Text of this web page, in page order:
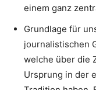
einem ganz
Grundlage für
journalistischen
welche über die
Ursprung in der